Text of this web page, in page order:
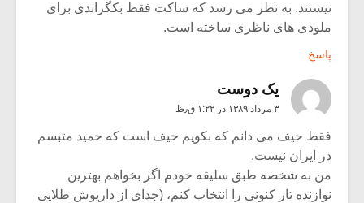
نیستند. به نظر می رسد که ساکت فقط بکگراندی برای
ملودی های ناظری ساخته است.
پاسخ
یک دوست
۳ مرداد ۱۳۸۹ در ۱:۲۲ ق٫ظ
فقط حیف می دانم که بکویم حیف است که حمید متبسم
در ایران نیست.
من به شخصه طبق سلیقه خودم اگر بخواهم بهترین
نوازنده تار کنونی را انتخاب کنم، (جدای از داریوش طلایی